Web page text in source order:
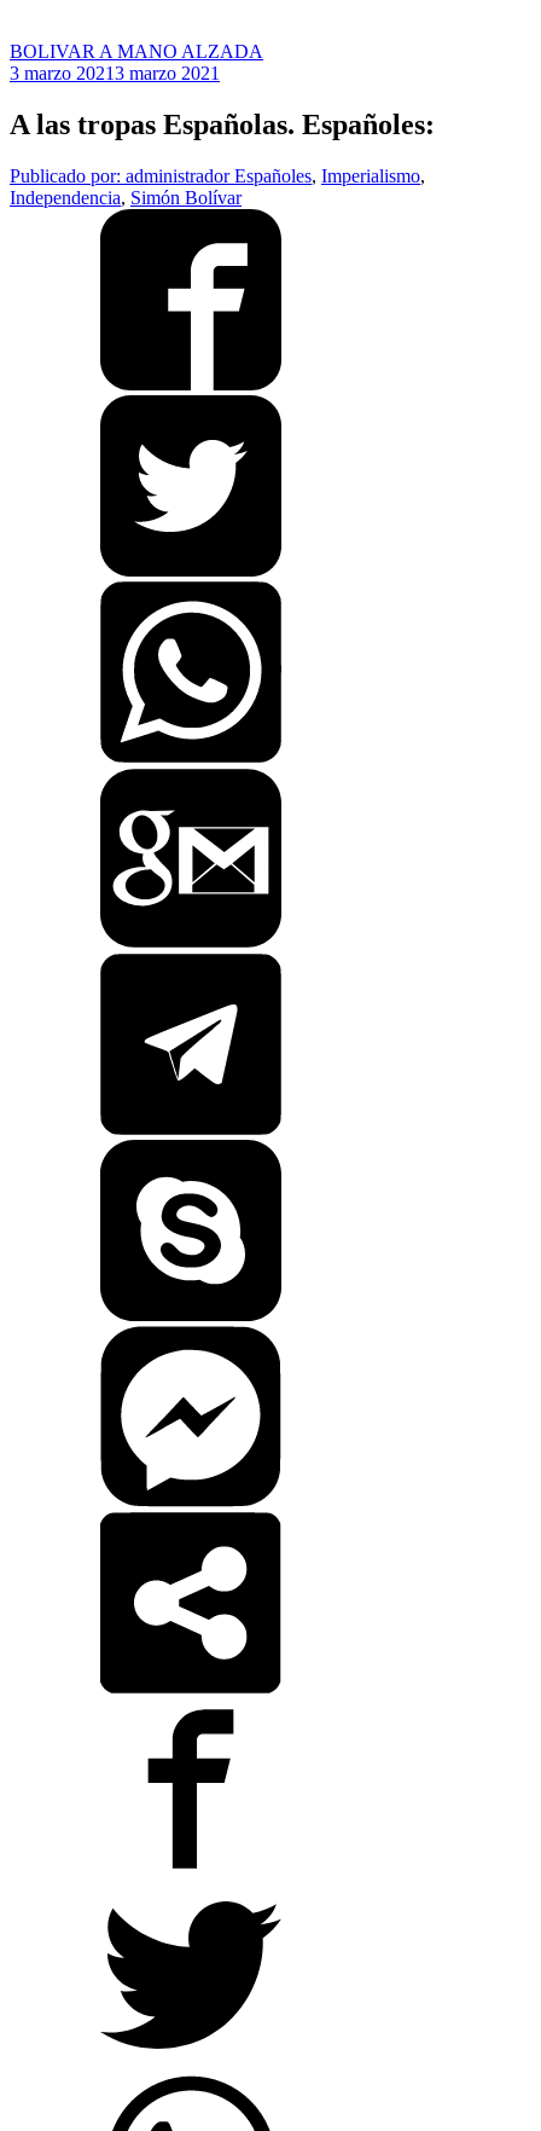
BOLIVAR A MANO ALZADA
3 marzo 20213 marzo 2021
A las tropas Españolas. Españoles:
Publicado por: administradorEspañoles, Imperialismo,
Independencia, Simón Bolívar